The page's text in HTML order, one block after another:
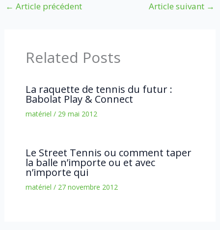
← Article précédent Article suivant →
Related Posts
La raquette de tennis du futur :
Babolat Play & Connect
matériel / 29 mai 2012
Le Street Tennis ou comment taper
la balle n’importe ou et avec
n’importe qui
matériel / 27 novembre 2012